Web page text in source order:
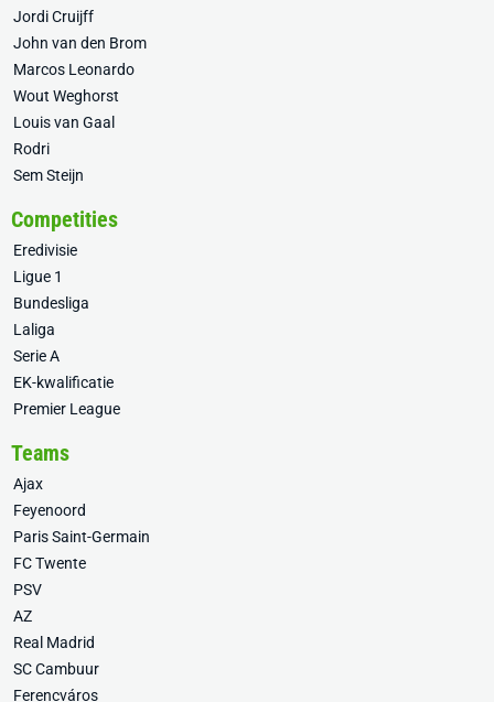
Jordi Cruijff
John van den Brom
Marcos Leonardo
Wout Weghorst
Louis van Gaal
Rodri
Sem Steijn
Competities
Eredivisie
Ligue 1
Bundesliga
Laliga
Serie A
EK-kwalificatie
Premier League
Teams
Ajax
Feyenoord
Paris Saint-Germain
FC Twente
PSV
AZ
Real Madrid
SC Cambuur
Ferencváros